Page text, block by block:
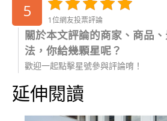
5 1位網友投票評論
關於本文評論的商家、商品
法，你給幾顆星呢？
歡迎一起點擊星號參與評論唷！
延伸閱讀